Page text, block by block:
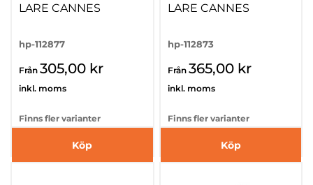
LARE CANNES
hp-112877
Från 305,00 kr
inkl. moms
Finns fler varianter
Köp
LARE CANNES
hp-112873
Från 365,00 kr
inkl. moms
Finns fler varianter
Köp